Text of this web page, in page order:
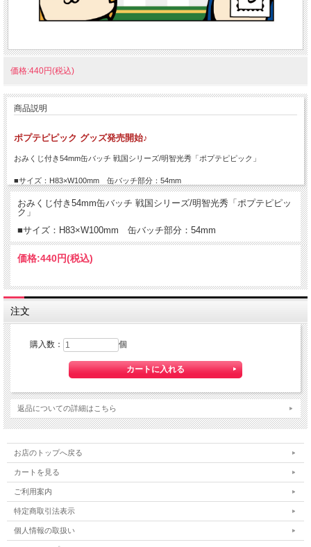
価格:440円(税込)
商品説明
ポプテピピック グッズ発売開始♪
おみくじ付き54mm缶バッチ 戦国シリーズ/明智光秀「ポプテピピック」
■サイズ：H83×W100mm 缶バッチ部分：54mm
おみくじ付き54mm缶バッチ 戦国シリーズ/明智光秀「ポプテピピッ
ク」
■サイズ：H83×W100mm 缶バッチ部分：54mm
価格:440円(税込)
注文
購入数： 個
返品についての詳細はこちら
お店のトップへ戻る
カートを見る
ご利用案内
特定商取引法表示
個人情報の取扱い